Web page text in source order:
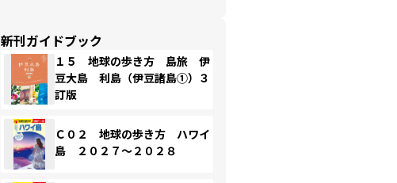
新刊ガイドブック
１５ 地球の歩き方 島旅 伊
豆大島 利島（伊豆諸島①）３
訂版
Ｃ０２ 地球の歩き方 ハワイ
島 ２０２７～２０２８